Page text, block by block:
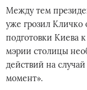
Между тем
уже грозил Кличко
подготовки Киева
мэрии столицы
действий на
момент».